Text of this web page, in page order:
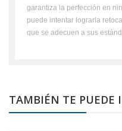
garantiza la perfección en
puede intentar lograrla
que se adecuen a sus
TAMBIÉN TE PUEDE